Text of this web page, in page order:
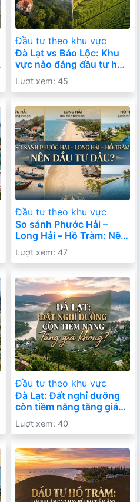
Đầu tư theo khu vực
Đà Lạt vs Bảo Lộc: Khu
vực nào đáng đầu tư hơn
trong dài hạn?
Lượt xem: 45
Đầu tư theo khu vực
So sánh Phước Hải –
Long Hải – Hồ Tràm: Nên
đầu tư đâu để tối ưu lợi
nhuận?
Lượt xem: 47
Đầu tư theo khu vực
Đà Lạt: Đất nghỉ dưỡng
còn tiềm năng tăng giá
không? Sự thật sau “cơn
sốt” đã qua
Lượt xem: 40